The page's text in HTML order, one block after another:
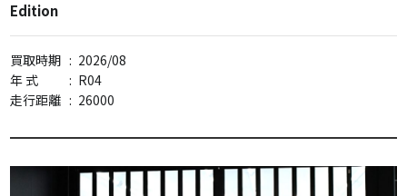
Edition
買取時期 : 2026/08
年 式
: R04
走行距離 : 26000